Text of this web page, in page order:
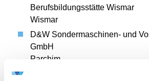
Berufsbildungsstätte Wismar
Wismar
D&W Sondermaschinen- und
GmbH
Parchim